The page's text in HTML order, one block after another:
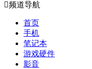
频道导航
首页
手机
笔记本
游戏硬件
影音